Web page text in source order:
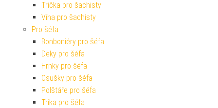
Trička pro šachisty
Vína pro šachisty
Pro šéfa
Bonboniéry pro šéfa
Deky pro šéfa
Hrnky pro šéfa
Osušky pro šéfa
Polštáře pro šéfa
Trika pro šéfa